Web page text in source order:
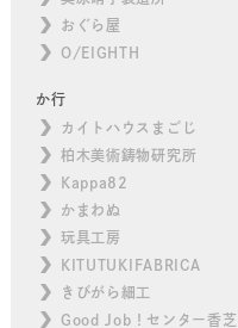
おぐら屋
O/EIGHTH
か行
カイトハウスまごじ
柏木美術鋳物研究所
Kappa82
かまわぬ
玩具工房
KITUTUKIFABRICA
きびがら細工
Good Job！センター香芝